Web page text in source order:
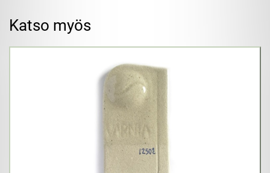
Katso myös